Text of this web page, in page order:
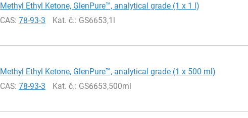
Methyl Ethyl Ketone, GlenPure™, analytical grade (1 x 1 l)
CAS:78-93-3 Kat. č.: GS6653,1l
Methyl Ethyl Ketone, GlenPure™, analytical grade (1 x 500 ml)
CAS:78-93-3 Kat. č.: GS6653,500ml